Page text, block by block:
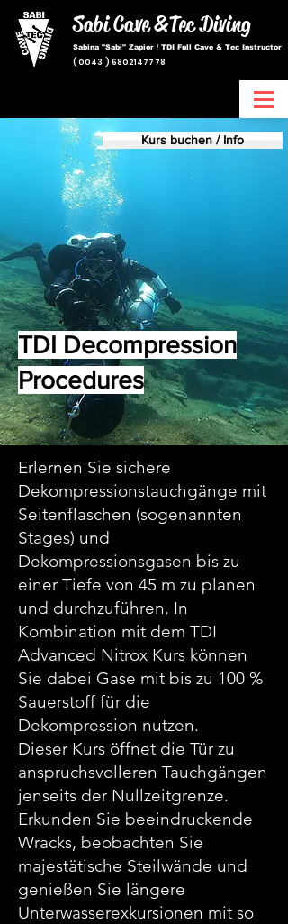
(0043 ) 6802147778
Sabi Cave &Tec Diving
Sabina "Sabi" Zapior / TDI Full Cave & Tec Instructor
Kurs buchen / Info
TDI Decompression
Procedures
Erlernen Sie sichere
Dekompressionstauchgänge mit
Seitenflaschen (sogenannten
Stages) und
Dekompressionsgasen bis zu
einer Tiefe von 45 m zu planen
und durchzuführen. In
Kombination mit dem TDI
Advanced Nitrox Kurs können
Sie dabei Gase mit bis zu 100 %
Sauerstoff für die
Dekompression nutzen.
Dieser Kurs öffnet die Tür zu
anspruchsvolleren Tauchgängen
jenseits der Nullzeitgrenze.
Erkunden Sie beeindruckende
Wracks, beobachten Sie
majestätische Steilwände und
genießen Sie längere
Unterwasserexkursionen mit so